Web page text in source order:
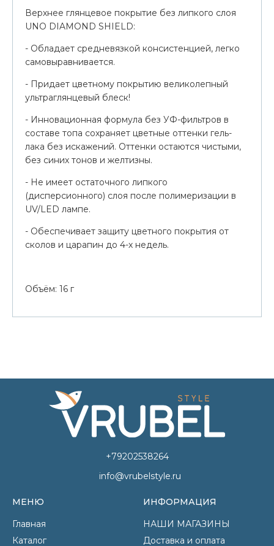
Верхнее глянцевое покрытие без липкого слоя
UNO DIAMOND SHIELD:
- Обладает средневязкой консистенцией, легко
самовыравнивается.
- Придает цветному покрытию великолепный
ультраглянцевый блеск!
- Инновационная формула без УФ-фильтров в
составе топа сохраняет цветные оттенки гель-
лака без искажений. Оттенки остаются чистыми,
без синих тонов и желтизны.
- Не имеет остаточного липкого
(дисперсионного) слоя после полимеризации в
UV/LED лампе.
- Обеспечивает защиту цветного покрытия от
сколов и царапин до 4-х недель.
Объём: 16 г
+79202538264
info@vrubelstyle.ru
МЕНЮ
Главная
Каталог
ИНФОРМАЦИЯ
НАШИ МАГАЗИНЫ
Доставка и оплата